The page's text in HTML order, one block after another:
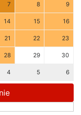
7 8 9
14 15 16
21 22 23
28 29 30
4 5 6